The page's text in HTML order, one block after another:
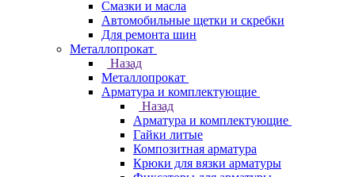
Смазки и масла
Автомобильные щетки и скребки
Для ремонта шин
Металлопрокат
Назад
Металлопрокат
Арматура и комплектующие
Назад
Арматура и комплектующие
Гайки литые
Композитная арматура
Крюки для вязки арматуры